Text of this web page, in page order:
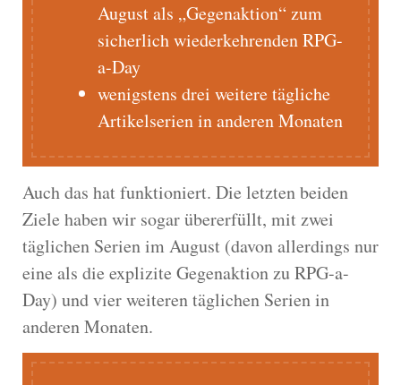
August als „Gegenaktion“ zum
sicherlich wiederkehrenden RPG-
a-Day
wenigstens drei weitere tägliche
Artikelserien in anderen Monaten
Auch das hat funktioniert. Die letzten beiden
Ziele haben wir sogar übererfüllt, mit zwei
täglichen Serien im August (davon allerdings nur
eine als die explizite Gegenaktion zu RPG-a-
Day) und vier weiteren täglichen Serien in
anderen Monaten.